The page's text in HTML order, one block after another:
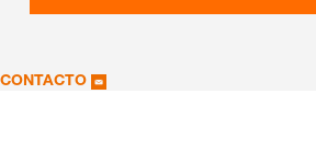
CONTACTO